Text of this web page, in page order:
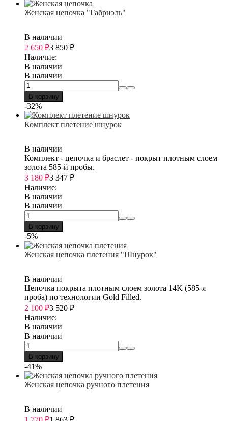
Женская цепочка "Габриэль"
В наличии
2 650 ₽3 850 ₽
Наличие:
В наличии
В наличии
В корзину
-32%
Комплект плетение шнурок
В наличии
Комплект - цепочка и браслет - покрыт плотным слоем
золота 585-й пробы.
3 180 ₽3 347 ₽
Наличие:
В наличии
В наличии
В корзину
-5%
Женская цепочка плетения "Шнурок"
В наличии
Цепочка покрыта плотным слоем золота 14K (585-я
проба) по технологии Gold Filled.
2 100 ₽3 520 ₽
Наличие:
В наличии
В наличии
В корзину
-41%
Женская цепочка ручного плетения
В наличии